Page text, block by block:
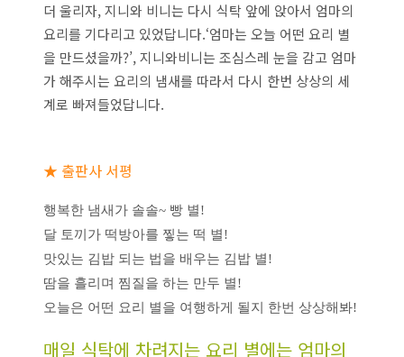
더 울리자, 지니와 비니는 다시 식탁 앞에 앉아서 엄마의
요리를 기다리고 있었답니다.‘엄마는 오늘 어떤 요리 별
을 만드셨을까?’, 지니와비니는 조심스레 눈을 감고 엄마
가 해주시는 요리의 냄새를 따라서 다시 한번 상상의 세
계로 빠져들었답니다.
★ 출판사 서평
행복한 냄새가 솔솔~ 빵 별!
달 토끼가 떡방아를 찧는 떡 별!
맛있는 김밥 되는 법을 배우는 김밥 별!
땀을 흘리며 찜질을 하는 만두 별!
오늘은 어떤 요리 별을 여행하게 될지 한번 상상해봐!
매일 식탁에 차려지는 요리 별에는 엄마의